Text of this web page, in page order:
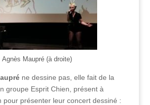
Agnès Maupré (à droite)
ne dessine pas, elle fait de la
groupe Esprit Chien, présent à
pour présenter leur concert dessiné :